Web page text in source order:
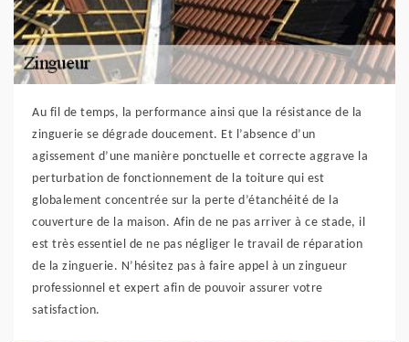
Au fil de temps, la performance ainsi que la résistance de la
zinguerie se dégrade doucement. Et l’absence d’un
agissement d’une manière ponctuelle et correcte aggrave la
perturbation de fonctionnement de la toiture qui est
globalement concentrée sur la perte d’étanchéité de la
couverture de la maison. Afin de ne pas arriver à ce stade, il
est très essentiel de ne pas négliger le travail de réparation
de la zinguerie. N’hésitez pas à faire appel à un zingueur
professionnel et expert afin de pouvoir assurer votre
satisfaction.